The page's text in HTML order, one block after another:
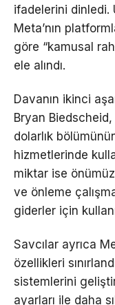
ifadelerini dinledi.
Meta’nın
göre “kamusal
ele alındı.
Davanın ikinci
Bryan
dolarlık
hizmetlerinde
miktar ise
ve önleme
giderler için
Savcılar ayrıca
özellikleri
sistemlerini
ayarları ile daha